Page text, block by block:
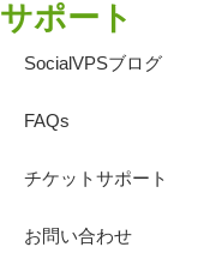
サポート
SocialVPSブログ
FAQs
チケットサポート
お問い合わせ